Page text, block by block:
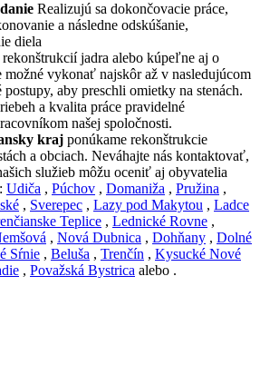
Realizujú sa dokončovacie práce,
a následne odskúšanie,
diela
jadra alebo kúpeľne aj o
možné vykonať najskôr až v nasledujúcom
aby preschli omietky na stenách.
a kvalita práce pravidelné
našej spoločnosti.
kraj ponúkame rekonštrukcie
a obciach. Neváhajte nás kontaktovať,
služieb môžu oceniť aj obyvatelia
Udiča , Púchov , Domaniža , Pružina ,
, Sverepec , Lazy pod Makytou , Ladce
Teplice , Lednické Rovne ,
, Nová Dubnica , Dohňany , Dolné
Sŕnie , Beluša , Trenčín , Kysucké Nové
, Považská Bystrica alebo .